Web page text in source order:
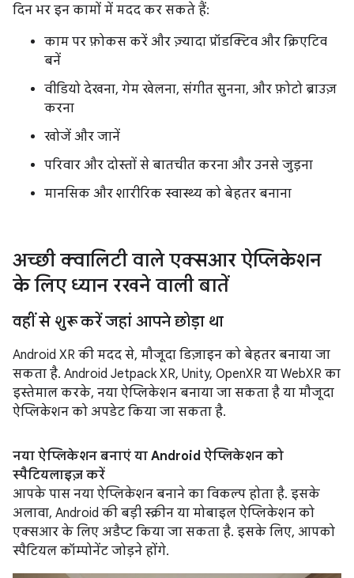
दिन भर इन कामों में मदद कर सकते हैं:
काम पर फ़ोकस करें और ज़्यादा प्रॉडक्टिव और क्रिएटिव
बनें
वीडियो देखना, गेम खेलना, संगीत सुनना, और फ़ोटो ब्राउज़
करना
खोजें और जानें
परिवार और दोस्तों से बातचीत करना और उनसे जुड़ना
मानसिक और शारीरिक स्वास्थ्य को बेहतर बनाना
अच्छी क्वालिटी वाले एक्सआर ऐप्लिकेशन
के लिए ध्यान रखने वाली बातें
वहीं से शुरू करें जहां आपने छोड़ा था
Android XR की मदद से, मौजूदा डिज़ाइन को बेहतर बनाया जा
सकता है. Android Jetpack XR, Unity, OpenXR या WebXR का
इस्तेमाल करके, नया ऐप्लिकेशन बनाया जा सकता है या मौजूदा
ऐप्लिकेशन को अपडेट किया जा सकता है.
नया ऐप्लिकेशन बनाएं या Android ऐप्लिकेशन को
स्पैटियलाइज़ करें
आपके पास नया ऐप्लिकेशन बनाने का विकल्प होता है. इसके
अलावा, Android की बड़ी स्क्रीन या मोबाइल ऐप्लिकेशन को
एक्सआर के लिए अडैप्ट किया जा सकता है. इसके लिए, आपको
स्पैटियल कॉम्पोनेंट जोड़ने होंगे.